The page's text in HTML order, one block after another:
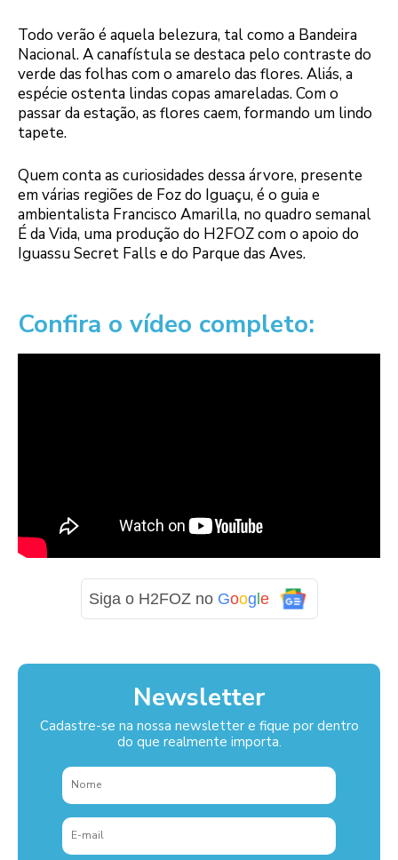
Todo verão é aquela belezura, tal como a Bandeira
Nacional. A canafístula se destaca pelo contraste do
verde das folhas com o amarelo das flores. Aliás, a
espécie ostenta lindas copas amareladas. Com o
passar da estação, as flores caem, formando um lindo
tapete.
Quem conta as curiosidades dessa árvore, presente
em várias regiões de Foz do Iguaçu, é o guia e
ambientalista Francisco Amarilla, no quadro semanal
É da Vida, uma produção do H2FOZ com o apoio do
Iguassu Secret Falls e do Parque das Aves.
Confira o vídeo completo:
Siga o H2FOZ no Goog e
Newsletter
Cadastre-se na nossa newsletter e fique por dentro
do que realmente importa.